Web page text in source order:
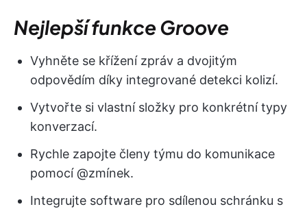
Nejlepší funkce Groove
Vyhněte se křížení zpráv a dvojitým
odpovědím díky integrované detekci kolizí.
Vytvořte si vlastní složky pro konkrétní typy
konverzací.
Rychle zapojte členy týmu do komunikace
pomocí @zmínek.
Integrujte software pro sdílenou schránku s